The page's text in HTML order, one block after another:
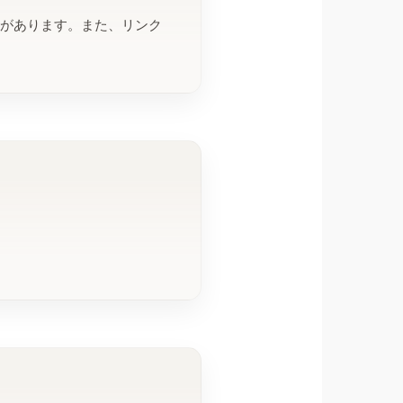
あります。また、リンク